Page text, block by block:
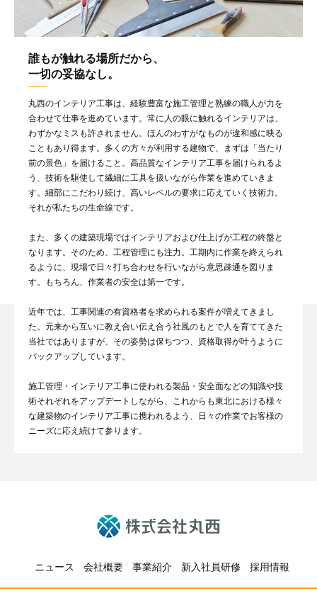
誰もが触れる場所だから、
一切の妥協なし。
丸西のインテリア工事は、経験豊富な施工管理と熟練の職人が力を
合わせて仕事を進めています。常に人の眼に触れるインテリアは、
わずかなミスも許されません。ほんのわすがなものが違和感に映る
こともあり得ます。多くの方々が利用する建物で、まずは「当たり
前の景色」を届けること。高品質なインテリア工事を届けられるよ
う、技術を駆使して繊細に工具を扱いながら作業を進めていきま
す。細部にこだわり続け、高いレベルの要求に応えていく技術力。
それが私たちの生命線です。
また、多くの建築現場ではインテリアおよび仕上げが工程の終盤と
なります。そのため、工程管理にも注力。工期内に作業を終えられ
るように、現場で日々打ち合わせを行いながら意思疎通を図りま
す。もちろん、作業者の安全は第一です。
近年では、工事関連の有資格者を求められる案件が増えてきまし
た。元来から互いに教え合い伝え合う社風のもとで人を育ててきた
当社ではありますが、その姿勢は保ちつつ、資格取得が叶うように
バックアップしています。
施工管理・インテリア工事に使われる製品・安全面などの知識や技
術それぞれをアップデートしながら、これからも東北における様々
な建築物のインテリア工事に携われるよう、日々の作業でお客様の
ニーズに応え続けて参ります。
ニュース 会社概要 事業紹介 新入社員研修 採用情報